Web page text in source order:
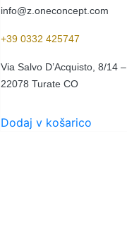
info@z.oneconcept.com
+39 0332 425747
Via Salvo D’Acquisto, 8/14 –
22078 Turate CO
Dodaj v košarico